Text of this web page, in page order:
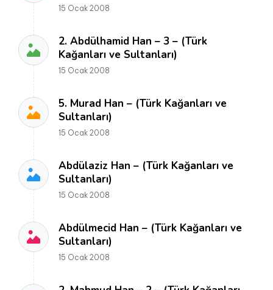
15 Ocak 2008
2. Abdülhamid Han – 3 – (Türk
Kağanları ve Sultanları)
15 Ocak 2008
5. Murad Han – (Türk Kağanları ve
Sultanları)
15 Ocak 2008
Abdülaziz Han – (Türk Kağanları ve
Sultanları)
15 Ocak 2008
Abdülmecid Han – (Türk Kağanları ve
Sultanları)
15 Ocak 2008